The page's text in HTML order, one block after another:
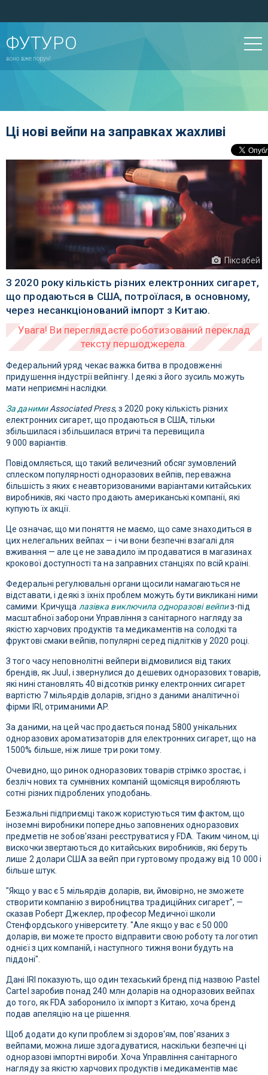
ФУТУРО
воно вже поруч!
Ці нові вейпи на заправках жахливі
Піксабей
З 2020 року кількість різних електронних сигарет,
що продаються в США, потроїлася, в основному,
через несанкціонований імпорт з Китаю.
Федеральний уряд чекає важка битва в продовженні
придушення індустрії вейпінгу. І деякі з його зусиль можуть
мати неприємні наслідки.
За данимиAssociated Press, з 2020 року кількість різних
електронних сигарет, що продаються в США, тільки
збільшилася і збільшилася втричі та перевищила
9 000 варіантів.
Повідомляється, що такий величезний обсяг зумовлений
сплеском популярності одноразових вейпів, переважна
більшість з яких є неавторизованими варіантами китайських
виробників, які часто продають американські компанії, які
купують їх акції.
Це означає, що ми поняття не маємо, що саме знаходиться в
цих нелегальних вейпах — і чи вони безпечні взагалі для
вживання — але це не завадило їм продаватися в магазинах
крокової доступності та на заправних станціях по всій країні.
Федеральні регулювальні органи щосили намагаються не
відставати, і деякі з їхніх проблем можуть бути викликані ними
самими. Кричуща лазівка ​​виключила одноразові вейпиз-під
масштабної заборони Управління з санітарного нагляду за
якістю харчових продуктів та медикаментів на солодкі та
фруктові смаки вейпів, популярні серед підлітків у 2020 році.
З того часу неповнолітні вейпери відмовилися від таких
брендів, як Juul, і звернулися до дешевих одноразових товарів,
які нині становлять 40 відсотків ринку електронних сигарет
вартістю 7 мільярдів доларів, згідно з даними аналітичної
фірми IRI, отриманими AP.
За даними, на цей час продається понад 5800 унікальних
одноразових ароматизаторів для електронних сигарет, що на
1500% більше, ніж лише три роки тому.
Очевидно, що ринок одноразових товарів стрімко зростає, і
безліч нових та сумнівних компаній щомісяця виробляють
сотні різних підроблених уподобань.
Безжальні підприємці також користуються тим фактом, що
іноземні виробники попередньо заповнених одноразових
предметів не зобов'язані реєструватися у FDA. Таким чином, ці
вискочки звертаються до китайських виробників, які беруть
лише 2 долари США за вейп при гуртовому продажу від 10 000 і
більше штук.
"Якщо у вас є 5 мільярдів доларів, ви, ймовірно, не зможете
створити компанію з виробництва традиційних сигарет", —
сказав Роберт Джеклер, професор Медичної школи
Стенфордського університету. "Але якщо у вас є 50 000
доларів, ви можете просто відправити свою роботу та логотип
однієї з цих компаній, і наступного тижня вони будуть на
піддоні".
Дані IRI показують, що один техаський бренд під назвою Pastel
Cartel заробив понад 240 млн доларів на одноразових вейпах
до того, як FDA заборонило їх імпорт з Китаю, хоча бренд
подав апеляцію на це рішення.
Щоб додати до купи проблем зі здоров'ям, пов'язаних з
вейпами, можна лише здогадуватися, наскільки безпечні ці
одноразові імпортні вироби. Хоча Управління санітарного
нагляду за якістю харчових продуктів і медикаментів має